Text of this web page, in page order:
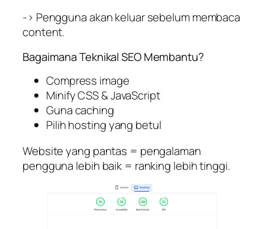
-> Pengguna akan keluar sebelum membaca
content.
Bagaimana Teknikal SEO Membantu?
Compress image
Minify CSS & JavaScript
Guna caching
Pilih hosting yang betul
Website yang pantas = pengalaman
pengguna lebih baik = ranking lebih tinggi.